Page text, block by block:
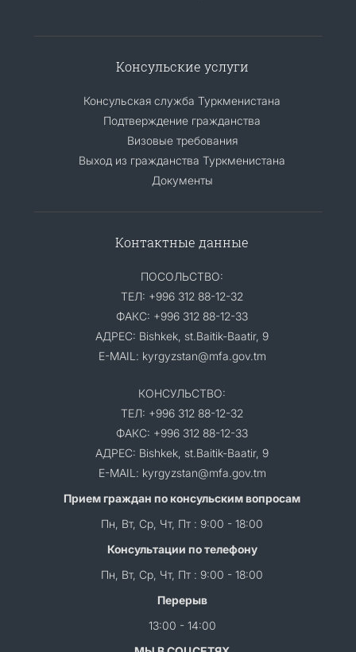
Консульские услуги
Консульская служба Туркменистана
Подтверждение гражданства
Визовые требования
Выход из гражданства Туркменистана
Документы
Контактные данные
ПОСОЛЬСТВО:
ТЕЛ: +996 312 88-12-32
ФАКС: +996 312 88-12-33
АДРЕС: Bishkek, st.Baitik-Baatir, 9
E-MAIL: kyrgyzstan@mfa.gov.tm
КОНСУЛЬСТВО:
ТЕЛ: +996 312 88-12-32
ФАКС: +996 312 88-12-33
АДРЕС: Bishkek, st.Baitik-Baatir, 9
E-MAIL: kyrgyzstan@mfa.gov.tm
Прием граждан по консульским вопросам
Пн, Вт, Ср, Чт, Пт : 9:00 - 18:00
Консультации по телефону
Пн, Вт, Ср, Чт, Пт : 9:00 - 18:00
Перерыв
13:00 - 14:00